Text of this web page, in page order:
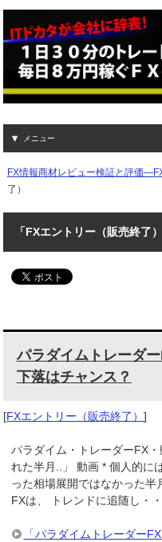
メニュー
FX情報商材レビュー検証と評価
了）
「FXエントリー（販売終了
パラダイムトレーダ
下落はチャンス？
[FXエントリー（販売終了）]
パラダイム・トレーダーFX
れた半月..」 動画 * 個人的に
った相場展開ではなかった
FXは、 トレンドに追随し・・
「パラダイムトレーダー